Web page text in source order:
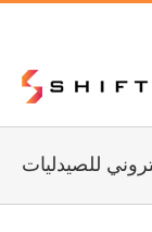
للصيدليات